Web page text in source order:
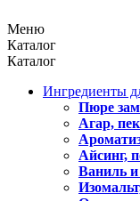
Меню
Каталог
Каталог
Ингредиенты
Пюре
Агар,
Айсинг,
Ваниль и